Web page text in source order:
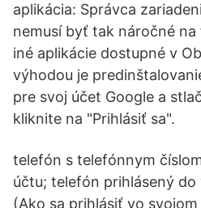
aplikácia: Správca
nemusí byť tak náročné
iné aplikácie dostupné v
výhodou je
pre svoj účet Google a
kliknite na "Prihlásiť sa".
telefón s telefónnym
účtu; telefón prihlásený do
(Ako sa prihlásiť vo